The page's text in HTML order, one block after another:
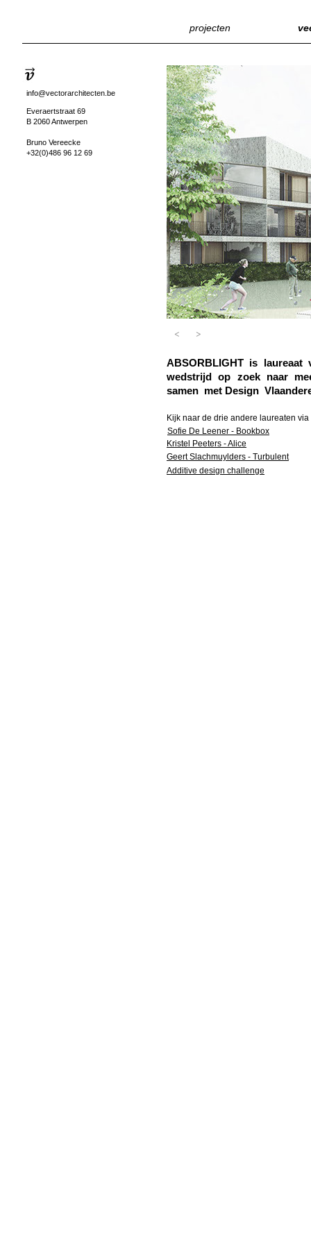
projecten
< >
info@vectorarchitecten.be
Everaertstraat 69
B 2060 Antwerpen
Bruno Vereecke
+32(0)486 96 12 69
ABSORBLIGHT is
wedstrijd op zoek naar
samen met Design
Kijk naar de drie andere laureaten
Sofie De Leener - Bookbox
Kristel Peeters - Alice
Geert Slachmuylders - Turbulent
Additive design challenge